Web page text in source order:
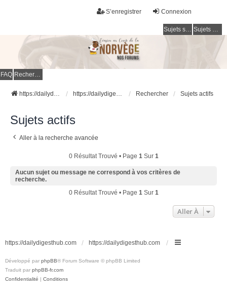
Connexion
S’enregistrer
Sujets sans réponse Sujets actifs
FAQ Rechercher
https://dailydigesthub.com https://dailydigesthub.com Rechercher Sujets actifs
Sujets actifs
Aller à la recherche avancée
0 Résultat Trouvé • Page 1Sur 1
Aucun sujet ou message ne correspond à vos critères de
recherche.
0 Résultat Trouvé • Page 1Sur 1
Aller À
https://dailydigesthub.com https://dailydigesthub.com
Développé par phpBB® Forum Software © phpBB Limited
Traduit par phpBB-fr.com
Confidentialité | Conditions